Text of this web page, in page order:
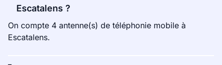
Escatalens ?
On compte 4 antenne(s) de téléphonie mobile à
Escatalens.